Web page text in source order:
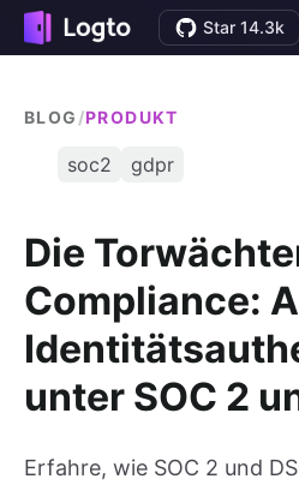
Star 14.3k
BLOG /PRODUKT
soc2 gdpr
Die
Compliance:
unter SOC 2
Erfahre, wie SOC 2 und